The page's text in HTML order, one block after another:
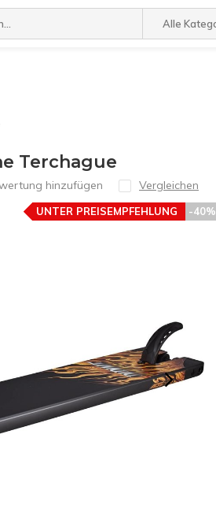
Alle
Terchague
hinzufügen Vergleichen
-40%
UNTER PREISEMPFEHLUNG